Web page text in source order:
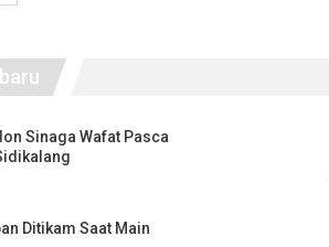
Sinaga Wafat Pasca
Ditikam Saat Main